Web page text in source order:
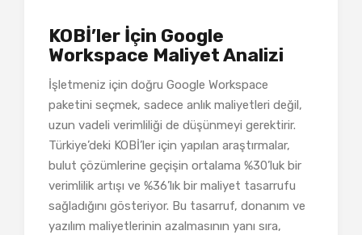
KOBİ’ler İçin Google
Workspace Maliyet Analizi
İşletmeniz için doğru Google Workspace
paketini seçmek, sadece anlık maliyetleri değil,
uzun vadeli verimliliği de düşünmeyi gerektirir.
Türkiye’deki KOBİ’ler için yapılan araştırmalar,
bulut çözümlerine geçişin ortalama %30’luk bir
verimlilik artışı ve %36’lık bir maliyet tasarrufu
sağladığını gösteriyor. Bu tasarruf, donanım ve
yazılım maliyetlerinin azalmasının yanı sıra,